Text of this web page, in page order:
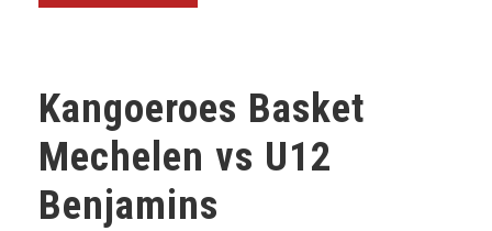
Kangoeroes Basket
Mechelen vs U12
Benjamins